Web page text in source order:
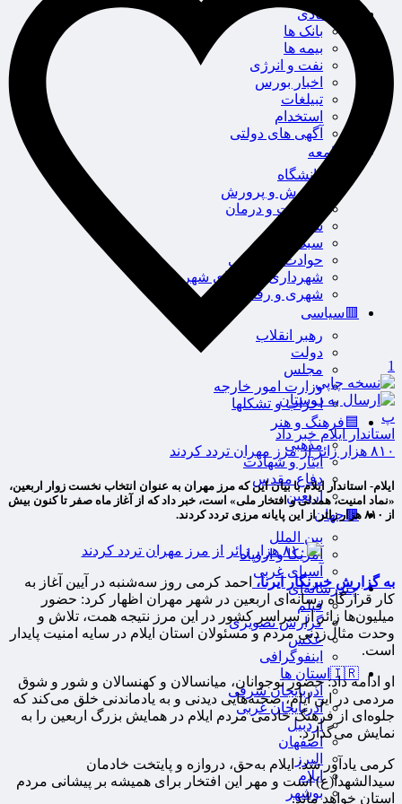
❇اقتصادی
بانک ها
بیمه ها
نفت و انرژی
اخبار بورس
تبیلغات
استخدام
آگهی های دولتی
🟤جامعه
دانشگاه
آموزش و پرورش
بهداشت و درمان
سلامت
سبک زندگی
حوادث، انتظامی
شهرداری و شورای شهر
شهری و رفاهی
🟥سیاسی
رهبر انقلاب
دولت
مجلس
وزارت امور خارجه
احزاب و تشکلها
🟦فرهنگ و هنر
مذهبی
ایثار و شهادت
دفاع مقدس
اربعین
🟫جهان
بین الملل
آمریکا و اروپاه
آسیای غربی
چندرسانه‌ای
فیلم
گزارش تصویری
عکس
اینفوگرافی
🇮🇷استان ها
آذربایجان شرقی
آذربایجان غربی
اردبیل
اصفهان
البرز
ایلام
بوشهر
1
پ
استاندار ایلام خبر داد
۸۱۰ هزار زائر از مرز مهران تردد کردند
ایلام- استاندار ایلام با بیان این که مرز مهران به‌ عنوان انتخاب نخست زوار اربعین،
«نماد امنیت، همدلی و افتخار ملی» است، خبر داد که از آغاز ماه صفر تا کنون بیش
از ۸۱۰ هزار زائر از این پایانه مرزی تردد کردند.
به گزارش خبرنگار ایرنا، احمد کرمی روز سه‌شنبه در آیین آغاز به‌
کار قرارگاه رسانه‌ای اربعین در شهر مهران اظهار کرد: حضور
میلیون‌ها زائر از سراسر کشور در این مرز نتیجه همت، تلاش و
وحدت مثال‌زدنی مردم و مسئولان استان ایلام در سایه امنیت پایدار
است.
او ادامه داد: حضور نوجوانان، میانسالان و کهنسالان و شور و شوق
مردمی در این ایام، صحنه‌هایی دیدنی و به یادماندنی خلق می‌کند که
جلوه‌ای از فرهنگ خادمی مردم ایلام در همایش بزرگ اربعین را به
نمایش می‌گذارد.
کرمی یادآور شد: ایلام به‌حق، دروازه و پایتخت خادمان
سیدالشهدا(ع) است و مهر این افتخار برای همیشه بر پیشانی مردم
استان خواهد ماند.